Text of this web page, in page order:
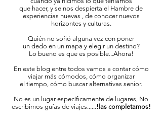
que hacer, y se nos despierta el Hambre de
experiencias nuevas , de conocer nuevos
horizontes y culturas.
Quién no soñó alguna vez con poner
un dedo en un mapa y elegir un destino?
Lo bueno es que es posible...Ahora!
En este blog entre todos vamos a contar cómo
viajar más cómodos, cómo organizar
el tiempo, cómo buscar alternativas senior.
No es un lugar específicamente de lugares, No
escribimos guías de viajes......!las completamos!